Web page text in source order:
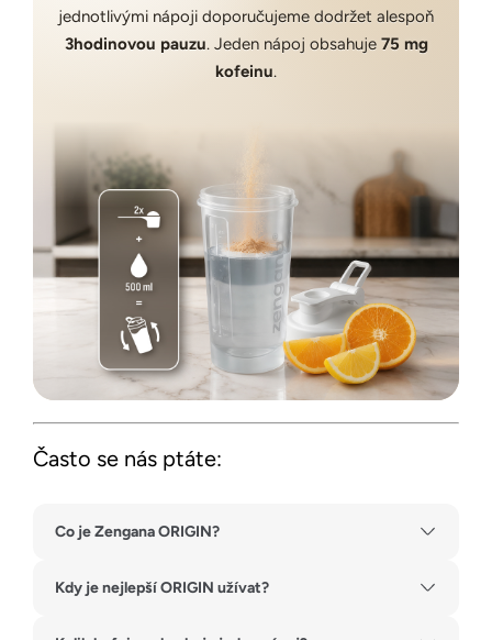
jednotlivými nápoji doporučujeme dodržet alespoň
3hodinovou pauzu. Jeden nápoj obsahuje 75 mg
kofeinu.
Často se nás ptáte:
Co je Zengana ORIGIN?
Kdy je nejlepší ORIGIN užívat?